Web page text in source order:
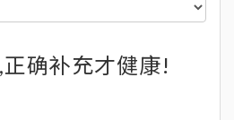
确补充才健康!